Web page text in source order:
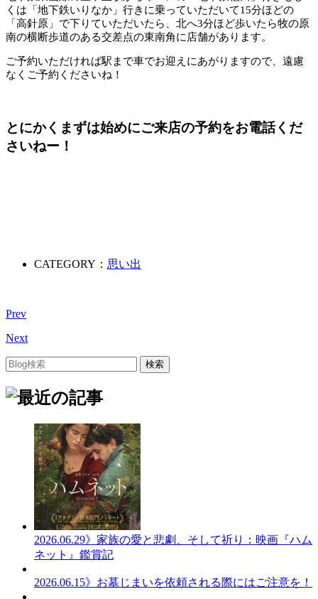
くは「地下鉄いりなか」行きに乗っていただいて15分ほどの
「高針原」で下りていただいたら、北へ3分ほど歩いたら牧の原
南の横断歩道のある交差点の東南角に店舗があります。
ご予約いただければ駅まで車でお迎えにあがりますので、遠慮
なくご予約くださいね！
とにかくまずは始めにご来店の予約をお電話くだ
さいねー！
CATEGORY： 思い出
Prev
Next
2026.06.29》家族の愛と悲劇、そして祈り：映画『ハム
ネット』鑑賞記
2026.06.15》お墓じまいを依頼される際にはご注意を！